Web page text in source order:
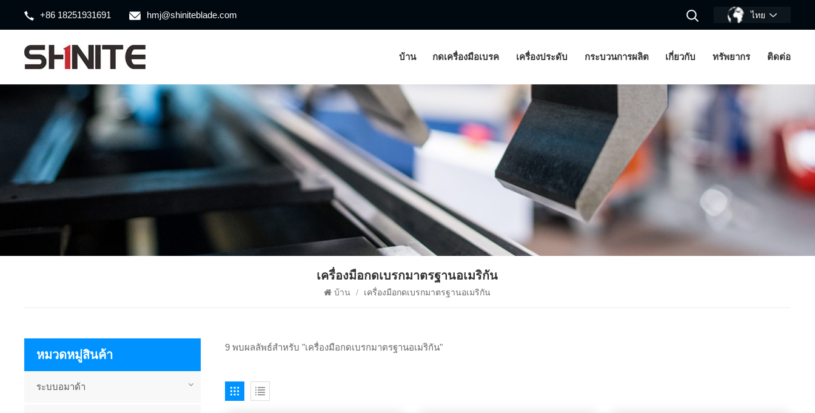
+86 18251931691 hmj@shiniteblade.com ไทย
บ้าน กดเครื่องมือเบรค เครื่องประดับ กระบวนการผลิต เกี่ยวกับ ทรัพยากร ติดต่อ
เครื่องมือกดเบรกมาตรฐานอเมริกัน
บ้าน / เครื่องมือกดเบรกมาตรฐานอเมริกัน
9 พบผลลัพธ์สำหรับ "เครื่องมือกดเบรกมาตรฐานอเมริกัน"
หมวดหมู่สินค้า
ระบบอมาด้า